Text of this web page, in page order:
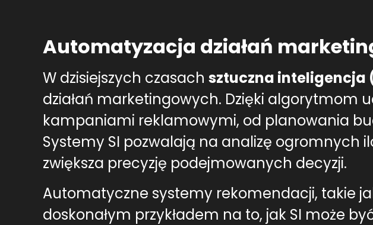
Automatyzacja działań
W dzisiejszych czasach sztuczna inteligencja
działań marketingowych. Dzięki
kampaniami reklamowymi, od planowania
Systemy SI pozwalają na analizę ogromnych
zwiększa precyzję podejmowanych decyzji.
Automatyczne systemy rekomendacji, takie
doskonałym przykładem na to, jak SI może